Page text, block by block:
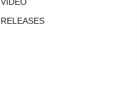
RELEASES